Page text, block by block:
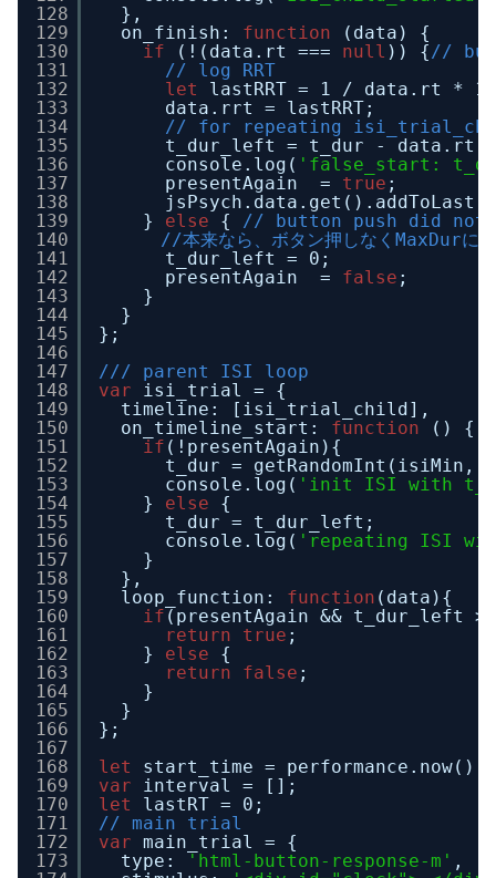
128
129
130
131
132
133
134
135
136
137
138
139
140
141
142
143
144
145
146
147
148
149
150
151
152
153
154
155
156
157
158
159
160
161
162
163
164
165
166
167
168
169
170
171
172
173
},
on_finish: function
(data) {
if
(!(data.rt === null )) { //
// log RRT
let
lastRRT = 1 / data.rt *
data.rrt = lastRRT;
// for repeating
t_dur_left = t_dur - data.rt;
console.log( 'false_start:
presentAgain  = true ;
} else {
// button push did not
//本来なら、ボタン押しなくMaxDurに
t_dur_left = 0;
presentAgain  = false ;
}
}
};
/// parent ISI loop
var
isi_trial = {
timeline: [isi_trial_child],
on_timeline_start: function
() {
if (!presentAgain){
t_dur = getRandomInt(isiMin,
console.log( 'init ISI with
} else
{
t_dur = t_dur_left;
console.log( 'repeating ISI
}
},
loop_function: function (data){
if (presentAgain && t_dur_left
return
true ;
} else
{
return
false ;
}
}
};
let
start_time = performance.now();
var
interval = [];
let
lastRT = 0;
// main trial
var main_trial = {
type:
'html-button-response-m' ,